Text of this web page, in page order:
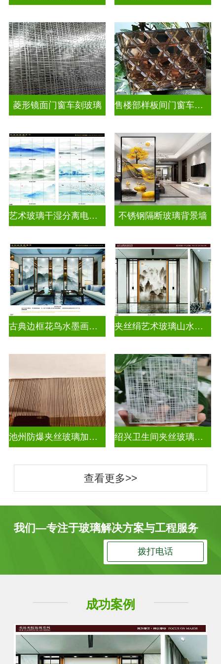
菱形镜面门窗车刻玻璃 售楼部样板间门窗车刻玻璃
艺术玻璃干湿分离电视玻璃背景墙 不锈钢隔断玻璃背景墙
古典边框花鸟水墨画玻璃 夹丝绢艺术玻璃山水画玻璃
池州防爆夹丝玻璃加工厂 绍兴卫生间夹丝玻璃多少钱
查看更多>>
我们—专注于玻璃解决方案与工程服务
拨打电话
成功案例